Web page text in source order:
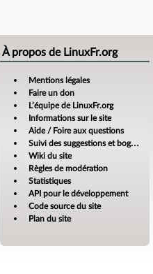
À propos de LinuxFr.org
Mentions légales
Faire un don
L’équipe de LinuxFr.org
Informations sur le site
Aide / Foire aux questions
Suivi des suggestions et bogues
Wiki du site
Règles de modération
Statistiques
API pour le développement
Code source du site
Plan du site